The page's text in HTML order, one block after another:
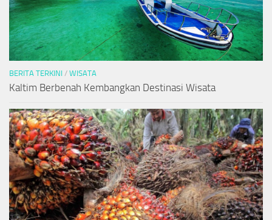
BERITA TERKINI / WISATA
Kaltim Berbenah Kembangkan Destinasi Wisata